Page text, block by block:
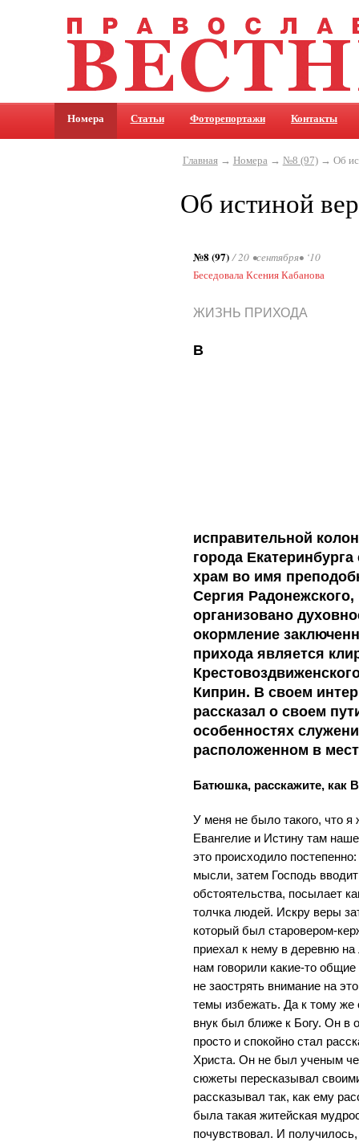
Номера Статьи Фоторепортажи Контакты
Главная→ Номера → №8 (97)→ Об
Об истиной
№8 (97) / 20 •сентября• ‘10
Беседовала Ксения Кабанова
ЖИЗНЬ ПРИХОДА
В
исправительной
города Екатеринбурга
храм во имя
Сергия Радонежского,
организовано
окормление
прихода является
Киприн. В своем
рассказал о своем
особенностях
расположенном в
Батюшка, расскажите, как
У меня не было такого, что
Евангелие и Истину там
это происходило
мысли, затем Господь
обстоятельства, посылает
толчка людей. Искру веры
который был старовером-
приехал к нему в деревню
нам говорили какие-то
не заострять внимание на
темы избежать. Да к тому
внук был ближе к Богу. Он в
просто и спокойно стал
Христа. Он не был ученым
сюжеты пересказывал
рассказывал так, как ему
была такая житейская
почувствовал. И